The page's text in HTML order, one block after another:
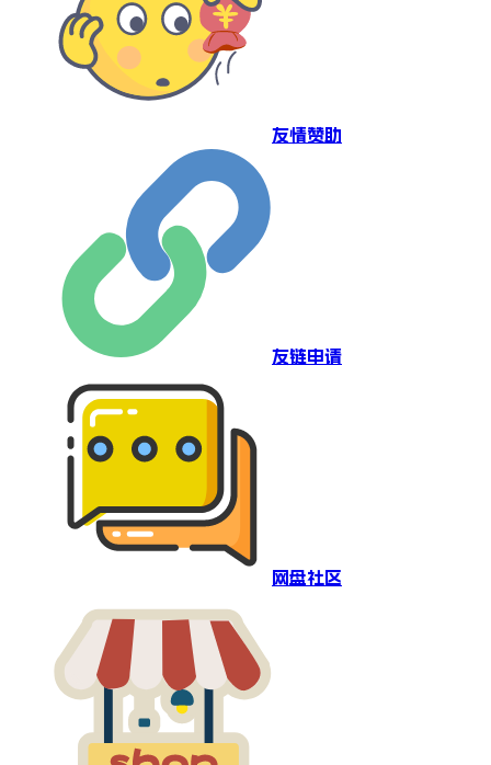
友情赞助
友链申请
网盘社区